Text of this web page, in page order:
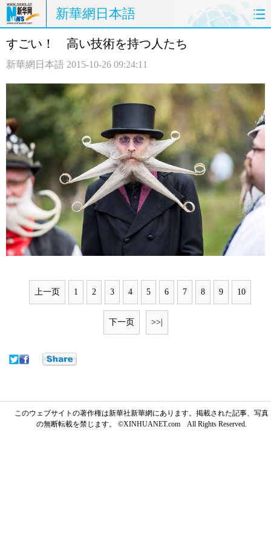
新華網日本語
ホームページ 政治
観光 評論
中日対訳
すごい！ 高い技術を持つ人たち
新華網日本語 2015-10-26 09:24:11
上一页 1 2 3 4 5 6 7 8 9 10
下一页 >>|
このウェブサイトの著作権は新華社新華網にあります。掲載された記事、写真
の無断転載を禁じます。 ©XINHUANET.com All Rights Reserved.